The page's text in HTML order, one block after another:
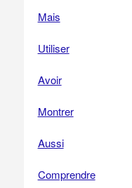
Mais
Utiliser
Avoir
Montrer
Aussi
Comprendre